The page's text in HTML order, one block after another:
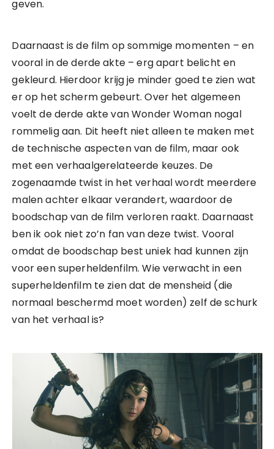
geven.
Daarnaast is de film op sommige momenten – en
vooral in de derde akte – erg apart belicht en
gekleurd. Hierdoor krijg je minder goed te zien wat
er op het scherm gebeurt. Over het algemeen
voelt de derde akte van Wonder Woman nogal
rommelig aan. Dit heeft niet alleen te maken met
de technische aspecten van de film, maar ook
met een verhaalgerelateerde keuzes. De
zogenaamde twist in het verhaal wordt meerdere
malen achter elkaar verandert, waardoor de
boodschap van de film verloren raakt. Daarnaast
ben ik ook niet zo’n fan van deze twist. Vooral
omdat de boodschap best uniek had kunnen zijn
voor een superheldenfilm. Wie verwacht in een
superheldenfilm te zien dat de mensheid (die
normaal beschermd moet worden) zelf de schurk
van het verhaal is?